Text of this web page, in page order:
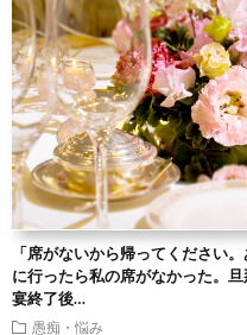
「席がないから帰ってください
に行ったら私の席がなかった。
宴終了後…
愚痴・悩み